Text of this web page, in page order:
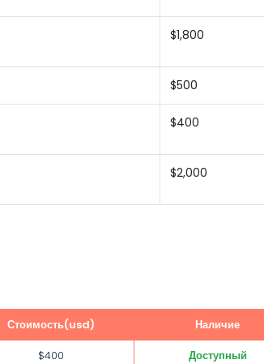
$1,800
$500
$400
$2,000
Стоимость(usd)
Наличие
$400 Доступный